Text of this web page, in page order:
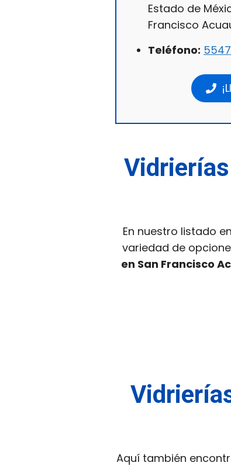
Estado de
Francisco
Teléfono:
En nuestro listado
variedad de
en San Francisco
Aquí también